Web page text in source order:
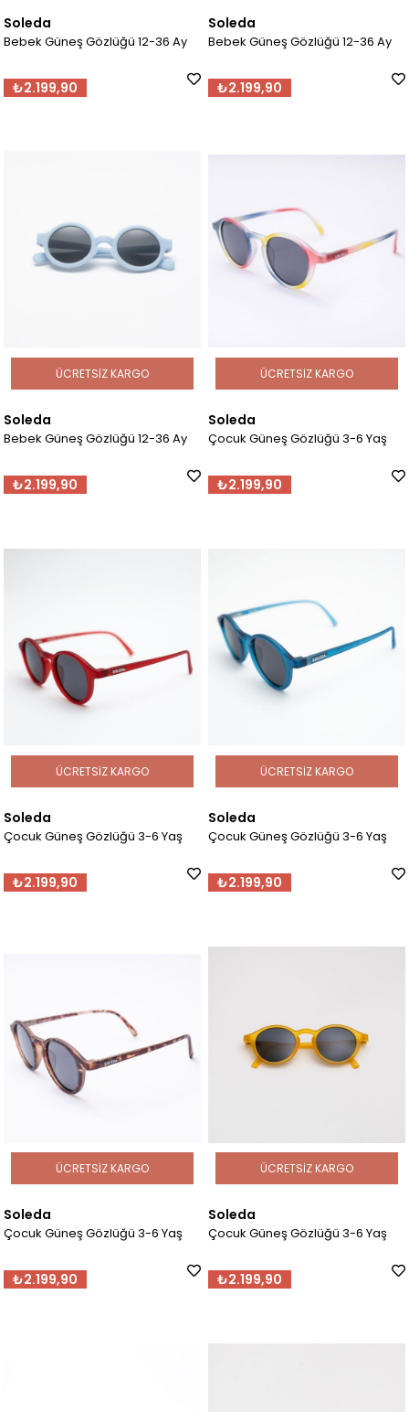
Soleda
Bebek Güneş Gözlüğü 12-36 Ay
₺2.199,90
Soleda
Bebek Güneş Gözlüğü 12-36 Ay
₺2.199,90
Soleda
Bebek Güneş Gözlüğü 12-36 Ay
₺2.199,90
ÜCRETSIZ KARGO
Soleda
Çocuk Güneş Gözlüğü 3-6 Yaş
₺2.199,90
ÜCRETSIZ KARGO
Soleda
Çocuk Güneş Gözlüğü 3-6 Yaş
₺2.199,90
ÜCRETSIZ KARGO
Soleda
Çocuk Güneş Gözlüğü 3-6 Yaş
₺2.199,90
ÜCRETSIZ KARGO
Soleda
Çocuk Güneş Gözlüğü 3-6 Yaş
₺2.199,90
ÜCRETSIZ KARGO
Soleda
Çocuk Güneş Gözlüğü 3-6 Yaş
₺2.199,90
ÜCRETSIZ KARGO